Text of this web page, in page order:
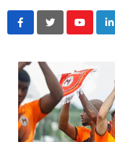
Youtube